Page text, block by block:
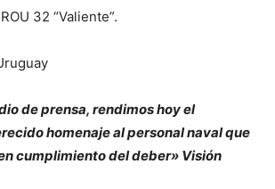
32 “Valiente”.
de prensa, rendimos hoy el
homenaje al personal naval que
cumplimiento del deber» Visión